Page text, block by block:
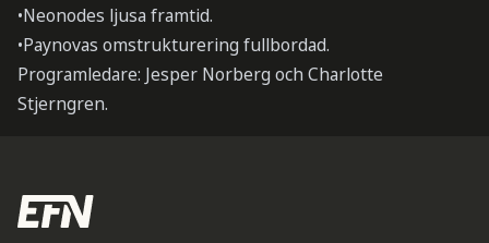
•Neonodes ljusa framtid.
•Paynovas omstrukturering fullbordad.
Programledare: Jesper Norberg och Charlotte
Stjerngren.